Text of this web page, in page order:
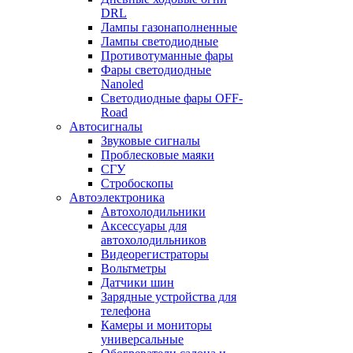
DRL
Лампы газонаполненные
Лампы светодиодные
Противотуманные фары
Фары светодиодные
Nanoled
Светодиодные фары OFF-
Road
Автосигналы
Звуковые сигналы
Проблесковые маяки
СГУ
Стробоскопы
Автоэлектроника
Автохолодильники
Аксессуары для
автохолодильников
Видеорегистраторы
Вольтметры
Датчики шин
Зарядные устройства для
телефона
Камеры и мониторы
универсальные